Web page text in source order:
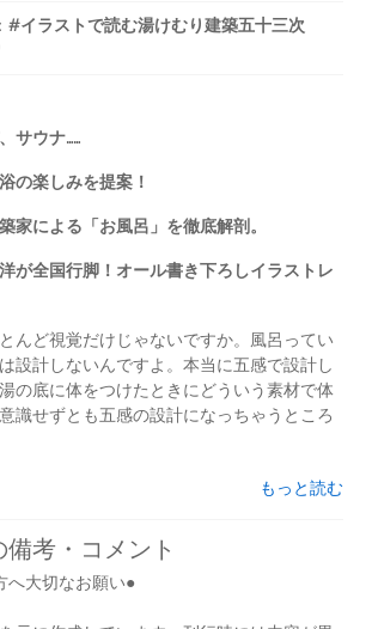
#イラストで読む湯けむり建築五十三次
サウナ……
の楽しみを提案！
家による「お風呂」を徹底解剖。
が全国行脚！オール書き下ろしイラストレ
んど視覚だけじゃないですか。風呂ってい
設計しないんですよ。本当に五感で設計し
の底に体をつけたときにどういう素材で体
識せずとも五感の設計になっちゃうところ
もっと読む
考・コメント
へ大切なお願い●